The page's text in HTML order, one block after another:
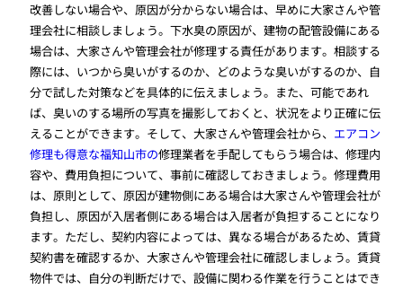
改善しない場合や、原因が分からない場合は、早めに大家さんや管
理会社に相談しましょう。下水臭の原因が、建物の配管設備にある
場合は、大家さんや管理会社が修理する責任があります。相談する
際には、いつから臭いがするのか、どのような臭いがするのか、自
分で試した対策などを具体的に伝えましょう。また、可能であれ
ば、臭いのする場所の写真を撮影しておくと、状況をより正確に伝
えることができます。そして、大家さんや管理会社から、 エアコン
修理も得意な福知山市の修理業者を手配してもらう場合は、修理内
容や、費用負担について、事前に確認しておきましょう。修理費用
は、原則として、原因が建物側にある場合は大家さんや管理会社が
負担し、原因が入居者側にある場合は入居者が負担することになり
ます。ただし、契約内容によっては、異なる場合があるため、賃貸
契約書を確認するか、大家さんや管理会社に確認しましょう。賃貸
物件では、自分の判断だけで、設備に関わる作業を行うことはでき